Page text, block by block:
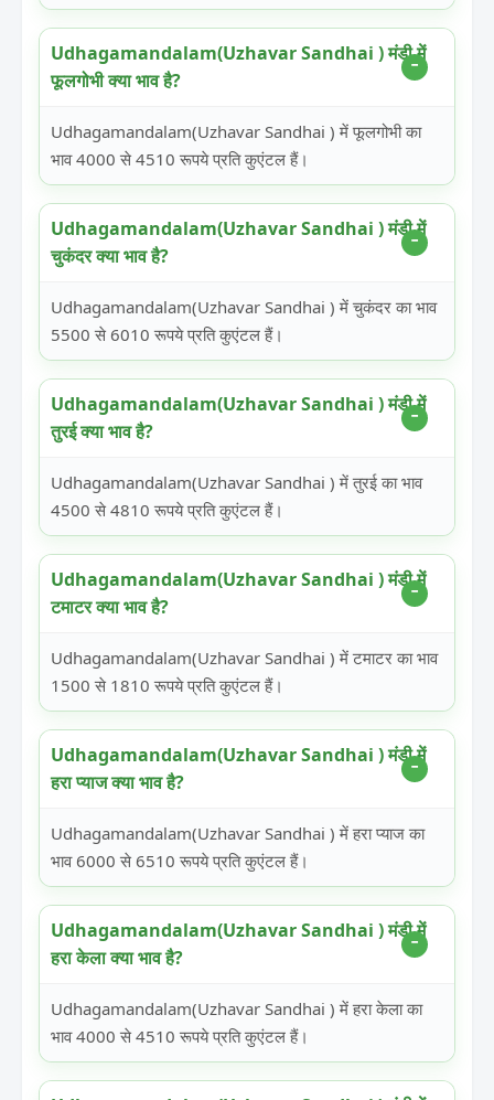
Udhagamandalam(Uzhavar Sandhai ) मंडी में
फूलगोभी क्या भाव है?
Udhagamandalam(Uzhavar Sandhai ) में फूलगोभी का
भाव 4000 से 4510 रूपये प्रति कुएंटल हैं।
Udhagamandalam(Uzhavar Sandhai ) मंडी में
चुकंदर क्या भाव है?
Udhagamandalam(Uzhavar Sandhai ) में चुकंदर का भाव
5500 से 6010 रूपये प्रति कुएंटल हैं।
Udhagamandalam(Uzhavar Sandhai ) मंडी में
तुरई क्या भाव है?
Udhagamandalam(Uzhavar Sandhai ) में तुरई का भाव
4500 से 4810 रूपये प्रति कुएंटल हैं।
Udhagamandalam(Uzhavar Sandhai ) मंडी में
टमाटर क्या भाव है?
Udhagamandalam(Uzhavar Sandhai ) में टमाटर का भाव
1500 से 1810 रूपये प्रति कुएंटल हैं।
Udhagamandalam(Uzhavar Sandhai ) मंडी में
हरा प्याज क्या भाव है?
Udhagamandalam(Uzhavar Sandhai ) में हरा प्याज का
भाव 6000 से 6510 रूपये प्रति कुएंटल हैं।
Udhagamandalam(Uzhavar Sandhai ) मंडी में
हरा केला क्या भाव है?
Udhagamandalam(Uzhavar Sandhai ) में हरा केला का
भाव 4000 से 4510 रूपये प्रति कुएंटल हैं।